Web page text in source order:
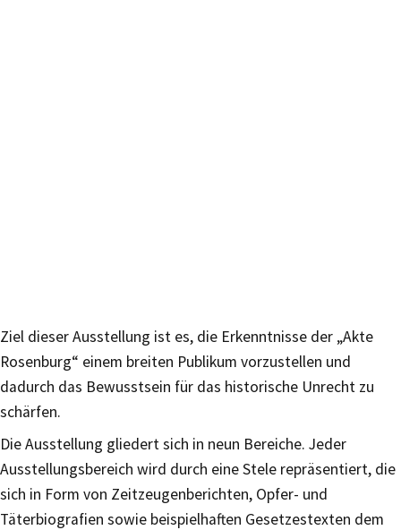
Ziel dieser Ausstellung ist es, die Erkenntnisse der „Akte
Rosenburg“ einem breiten Publikum vorzustellen und
dadurch das Bewusstsein für das historische Unrecht zu
schärfen.
Die Ausstellung gliedert sich in neun Bereiche. Jeder
Ausstellungsbereich wird durch eine Stele repräsentiert, die
sich in Form von Zeitzeugenberichten, Opfer- und
Täterbiografien sowie beispielhaften Gesetzestexten dem